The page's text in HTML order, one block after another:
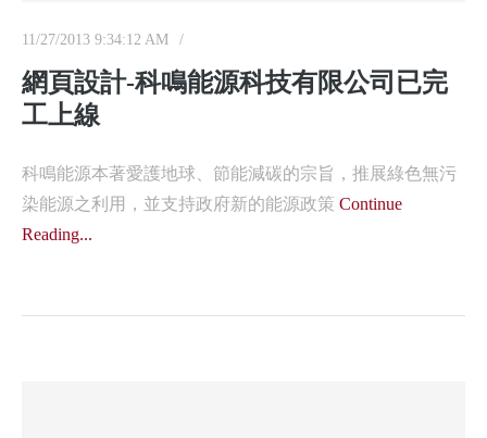
11/27/2013 9:34:12 AM
網頁設計-科鳴能源科技有限公司已完
工上線
科鳴能源本著愛護地球、節能減碳的宗旨，推展綠色無污
染能源之利用，並支持政府新的能源政策 Continue
Reading...